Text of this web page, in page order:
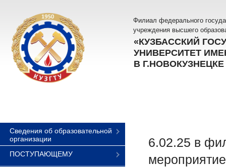
Филиал федерального
учреждения высшего
«КУЗБАССКИЙ
УНИВЕРСИТЕТ
В Г.НОВОКУЗНЕЦКЕ
Сведения об образовательной
организации
ПОСТУПАЮЩЕМУ
6.02.25 в